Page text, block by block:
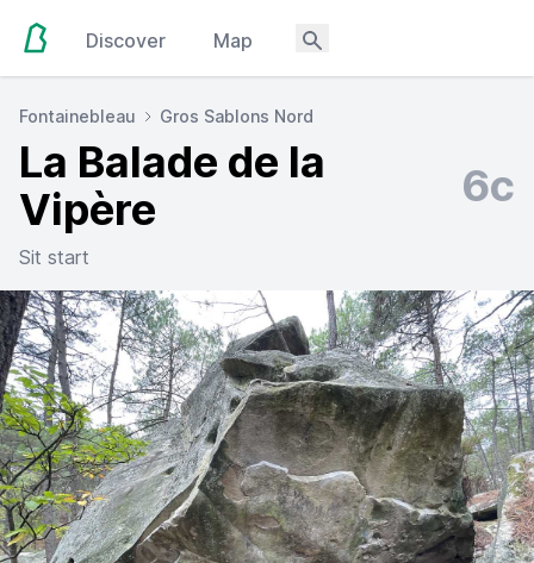
Discover Map
Fontainebleau Gros Sablons Nord
La Balade de la
Vipère
6c
Sit start